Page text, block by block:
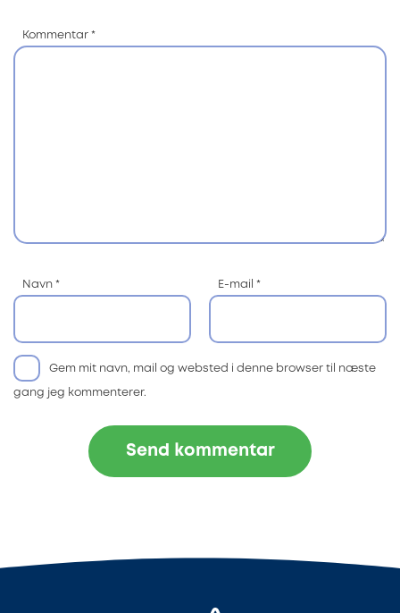
Kommentar *
Navn * E-mail *
Gem mit navn, mail og websted i denne browser til næste
gang jeg kommenterer.